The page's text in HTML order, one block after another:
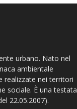
urbano. Nato nel
ambientale
realizzate nei territori
sociale. È una testata
22.05.2007).